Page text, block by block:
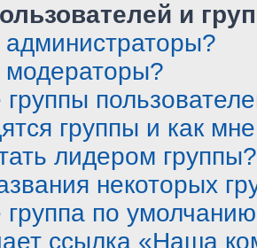
и
администраторы?
модераторы?
группы
группы и как
лидером группы?
некоторых
группа по
ссылка «Наша